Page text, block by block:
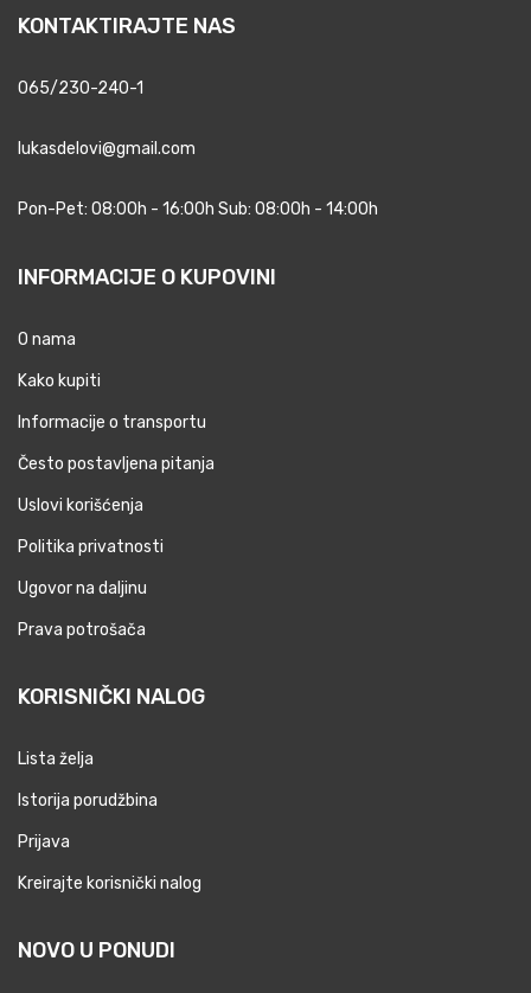
KONTAKTIRAJTE NAS
065/230-240-1
lukasdelovi@gmail.com
Pon-Pet: 08:00h - 16:00h Sub: 08:00h - 14:00h
INFORMACIJE O KUPOVINI
O nama
Kako kupiti
Informacije o transportu
Često postavljena pitanja
Uslovi korišćenja
Politika privatnosti
Ugovor na daljinu
Prava potrošača
KORISNIČKI NALOG
Lista želja
Istorija porudžbina
Prijava
Kreirajte korisnički nalog
NOVO U PONUDI